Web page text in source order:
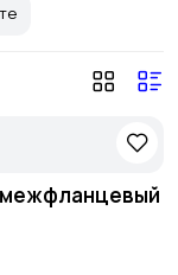
межфланцевый